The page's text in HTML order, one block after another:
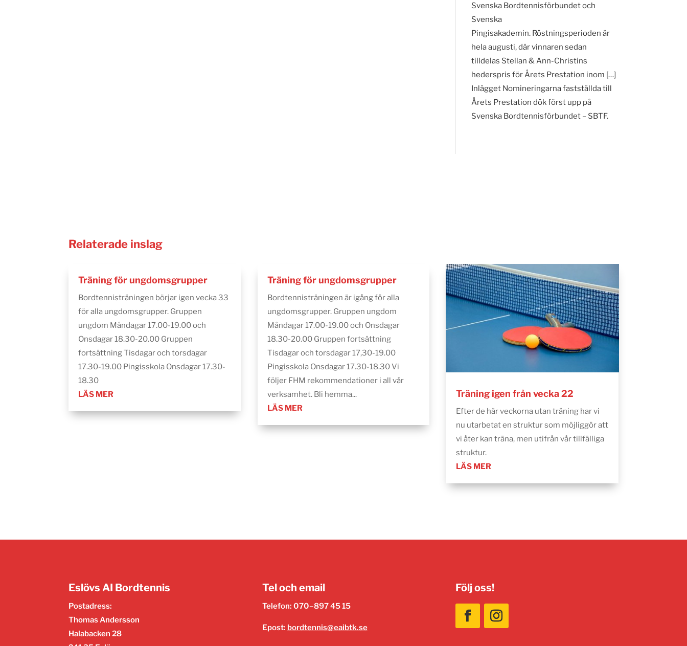
Svenska Bordtennisförbundet och
Svenska
Pingisakademin. Röstningsperioden är
hela augusti, där vinnaren sedan
tilldelas Stellan & Ann-Christins
hederspris för Årets Prestation inom […]
Inlägget Nomineringarna fastställda till
Årets Prestation dök först upp på
Svenska Bordtennisförbundet – SBTF.
Relaterade inslag
Träning för ungdomsgrupper
Bordtennisträningen börjar igen vecka 33
för alla ungdomsgrupper. Gruppen
ungdom Måndagar 17.00-19.00 och
Onsdagar 18.30-20.00 Gruppen
fortsättning Tisdagar och torsdagar
17.30-19.00 Pingisskola Onsdagar 17.30-
18.30
LÄS MER
Träning för ungdomsgrupper
Bordtennisträningen är igång för alla
ungdomsgrupper. Gruppen ungdom
Måndagar 17.00-19.00 och Onsdagar
18.30-20.00 Gruppen fortsättning
Tisdagar och torsdagar 17,30-19.00
Pingisskola Onsdagar 17.30-18.30 Vi
följer FHM rekommendationer i all vår
verksamhet. Bli hemma...
LÄS MER
Träning igen från vecka 22
Efter de här veckorna utan träning har vi
nu utarbetat en struktur som möjliggör att
vi åter kan träna, men utifrån vår tillfälliga
struktur.
LÄS MER
Eslövs AI Bordtennis
Postadress:
Thomas Andersson
Halabacken 28
Tel och email
Telefon: 070–897 45 15
Epost: bordtennis@eaibtk.se
Följ oss!